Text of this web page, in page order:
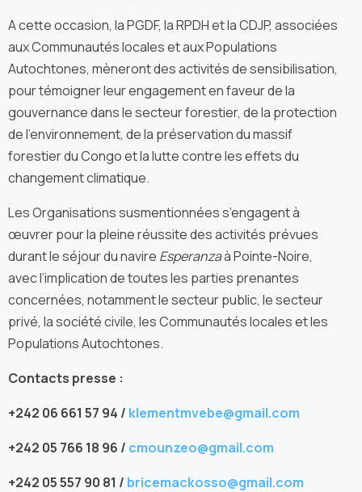
A cette occasion, la PGDF, la RPDH et la CDJP, associées
aux Communautés locales et aux Populations
Autochtones, mèneront des activités de sensibilisation,
pour témoigner leur engagement en faveur de la
gouvernance dans le secteur forestier, de la protection
de l’environnement, de la préservation du massif
forestier du Congo et la lutte contre les effets du
changement climatique.
Les Organisations susmentionnées s’engagent à
œuvrer pour la pleine réussite des activités prévues
durant le séjour du navire Esperanzaà Pointe-Noire,
avec l’implication de toutes les parties prenantes
concernées, notamment le secteur public, le secteur
privé, la société civile, les Communautés locales et les
Populations Autochtones.
Contacts presse :
+242 06 661 57 94 / klementmvebe@gmail.com
+242 05 766 18 96 / cmounzeo@gmail.com
+242 05 557 90 81 / bricemackosso@gmail.com